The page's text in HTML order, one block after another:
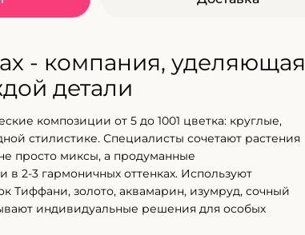
- компания, уделяющая
детали
композиции от 5 до 1001 цветка: круглые,
стилистике. Специалисты сочетают растения
просто миксы, а продуманные
2-3 гармоничных оттенках. Используют
Тиффани, золото, аквамарин, изумруд, сочный
индивидуальные решения для особых